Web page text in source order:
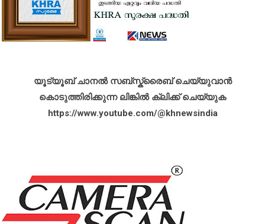
യൂട്യൂബ് ചാനൽ സബ്സ്ക്രൈബ് ചെയ്യുവാൻ
കൊടുത്തിരിക്കുന്ന ലിങ്കിൽ ക്ലിക്ക് ചെയ്യുക
https://www.youtube.com/@khnewsindia